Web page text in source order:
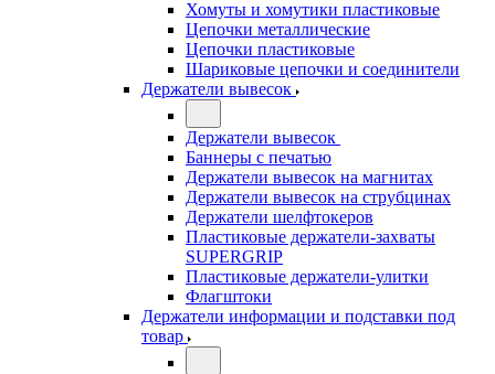
Хомуты и хомутики пластиковые
Цепочки металлические
Цепочки пластиковые
Шариковые цепочки и соединители
Держатели вывесок
Держатели вывесок
Баннеры с печатью
Держатели вывесок на магнитах
Держатели вывесок на струбцинах
Держатели шелфтокеров
Пластиковые держатели-захваты
SUPERGRIP
Пластиковые держатели-улитки
Флагштоки
Держатели информации и подставки под
товар